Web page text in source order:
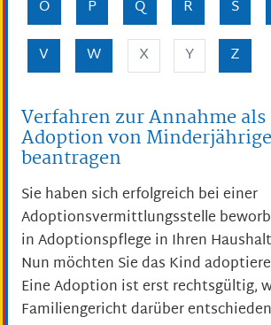
O
P Q R S
V
W X Y Z
Verfahren zur Annahme
Adoption von
beantragen
Sie haben sich erfolgreich bei einer
Adoptionsvermittlungsstelle
in Adoptionspflege in Ihren
Nun möchten Sie das Kind
Eine Adoption ist erst rechtsgültig,
Familiengericht darüber